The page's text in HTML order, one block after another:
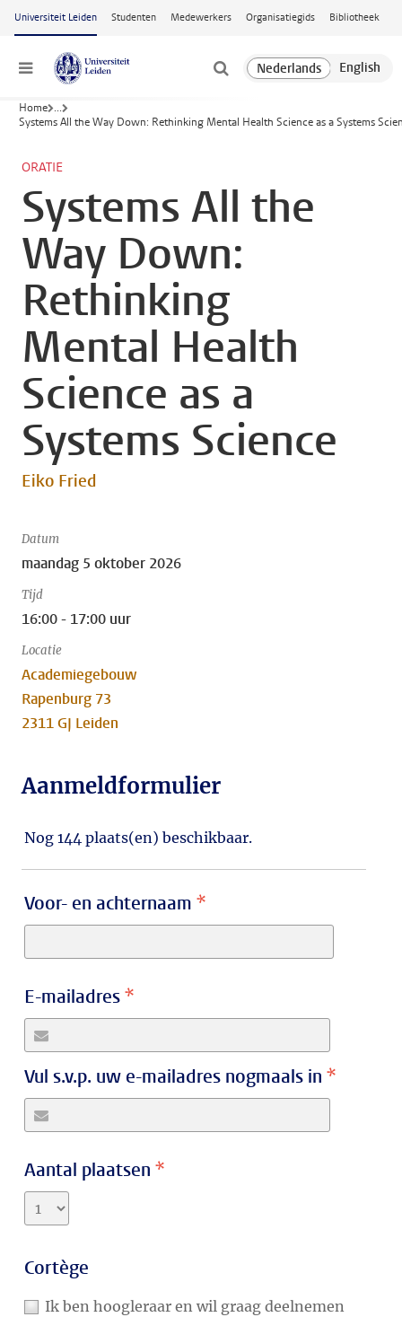
Ga naar hoofdinhoud
Universiteit Leiden Studenten Medewerkers Organisatiegids Bibliotheek
Menu
Home ...
Systems All the Way Down: Rethinking Mental Health Science as a Systems
ORATIE
Systems All the
Way Down:
Rethinking
Mental Health
Science as a
Systems Science
Eiko Fried
Datum
maandag 5 oktober 2026
Tijd
16:00 - 17:00 uur
Locatie
Academiegebouw
Rapenburg 73
2311 GJ Leiden
Aanmeldformulier